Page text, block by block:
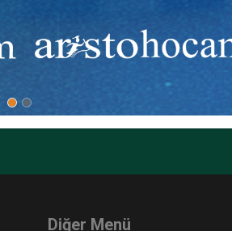
yükseltin, kaliteli içeriklerle size
birbirinden kaliteli eğitimlerine
sunun.
Diğer Menü